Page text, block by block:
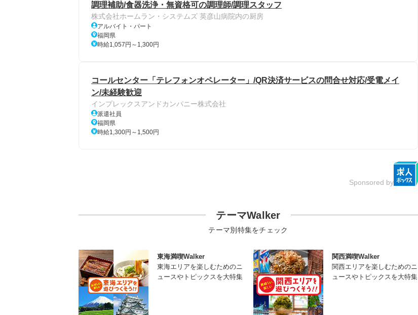
調理補助/食器洗浄・無資格可の調理師/調理スタッフ
株式会社ホームラン・システムズ 英彦山病院内の厨房
アルバイト・パート
福岡県
時給1,057円～1,300円
コールセンター「テレフォンオペレーター」/QR決済サービスの問合せ対応/受電メイ
ン/未経験歓迎
インプレックスアンドカンパニー株式会社
派遣社員
福岡県
時給1,300円～1,500円
Sponsored by
テーマWalker
テーマ別特集をチェック
東海満喫Walker
東海エリアを楽しむためのニ
ュースやトピックスを大特集
関西満喫Walker
関西エリアを楽しむためのニ
ュースやトピックスを大特集